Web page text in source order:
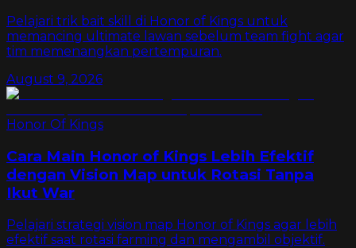
Pelajari trik bait skill di Honor of Kings untuk
memancing ultimate lawan sebelum team fight agar
tim memenangkan pertempuran.
August 9, 2026
Honor Of Kings
Cara Main Honor of Kings Lebih Efektif
dengan Vision Map untuk Rotasi Tanpa
Ikut War
Pelajari strategi vision map Honor of Kings agar lebih
efektif saat rotasi farming dan mengambil objektif.